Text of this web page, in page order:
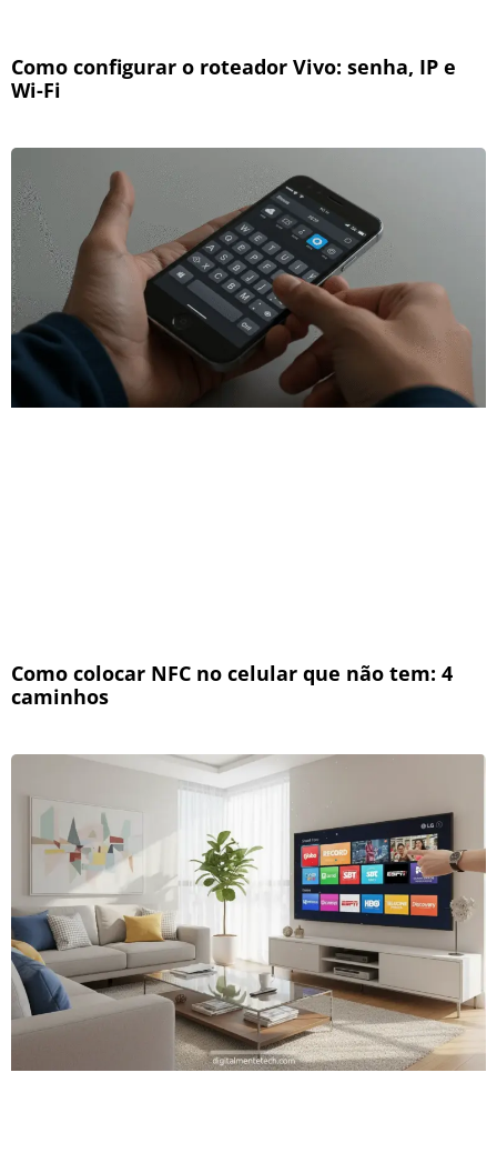
Como configurar o roteador Vivo: senha, IP e
Wi-Fi
Como colocar NFC no celular que não tem: 4
caminhos